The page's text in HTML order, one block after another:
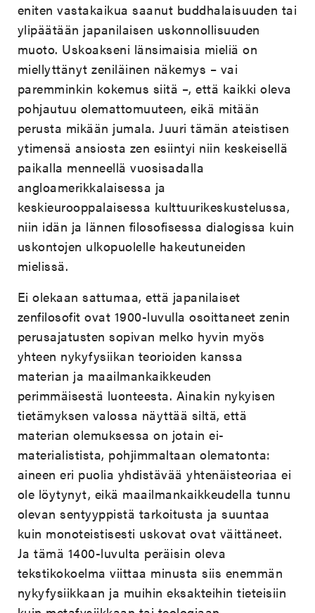
eniten vastakaikua saanut buddhalaisuuden tai
ylipäätään japanilaisen uskonnollisuuden
muoto. Uskoakseni länsimaisia mieliä on
miellyttänyt zeniläinen näkemys – vai
paremminkin kokemus siitä –, että kaikki oleva
pohjautuu olemattomuuteen, eikä mitään
perusta mikään jumala. Juuri tämän ateistisen
ytimensä ansiosta zen esiintyi niin keskeisellä
paikalla menneellä vuosisadalla
angloamerikkalaisessa ja
keskieurooppalaisessa kulttuurikeskustelussa,
niin idän ja lännen filosofisessa dialogissa kuin
uskontojen ulkopuolelle hakeutuneiden
mielissä.
Ei olekaan sattumaa, että japanilaiset
zenfilosofit ovat 1900-luvulla osoittaneet zenin
perusajatusten sopivan melko hyvin myös
yhteen nykyfysiikan teorioiden kanssa
materian ja maailmankaikkeuden
perimmäisestä luonteesta. Ainakin nykyisen
tietämyksen valossa näyttää siltä, että
materian olemuksessa on jotain ei-
materialistista, pohjimmaltaan olematonta:
aineen eri puolia yhdistävää yhtenäisteoriaa ei
ole löytynyt, eikä maailmankaikkeudella tunnu
olevan sentyyppistä tarkoitusta ja suuntaa
kuin monoteistisesti uskovat ovat väittäneet.
Ja tämä 1400-luvulta peräisin oleva
tekstikokoelma viittaa minusta siis enemmän
nykyfysiikkaan ja muihin eksakteihin tieteisiin